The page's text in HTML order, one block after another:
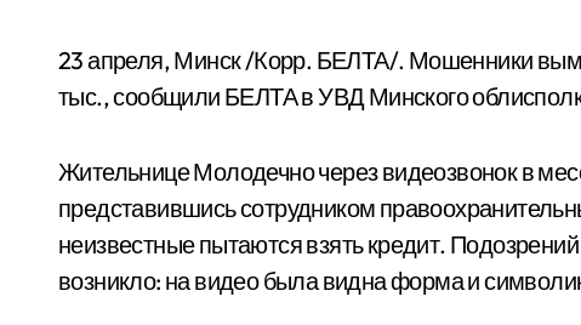
23 апреля, Минск /Корр. БЕЛТА/. Мошенники
тыс., сообщили БЕЛТА в УВД Минского
Жительнице Молодечно через видеозвонок в
представившись сотрудником
неизвестные пытаются взять кредит.
возникло: на видео была видна форма и